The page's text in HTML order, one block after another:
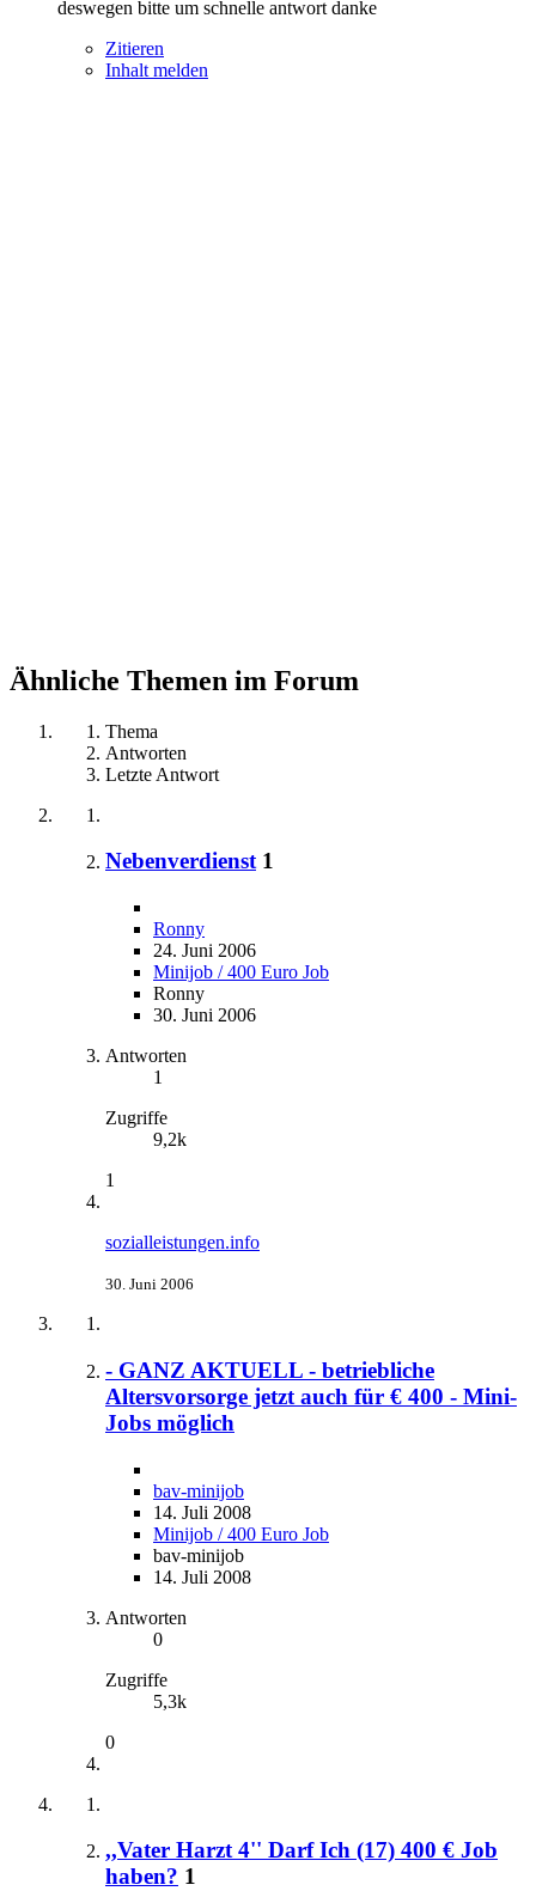
deswegen bitte um schnelle antwort danke
Zitieren
Inhalt melden
Ähnliche Themen im Forum
Thema
Antworten
Letzte Antwort
Nebenverdienst 1
Ronny
24. Juni 2006
Minijob / 400 Euro Job
Ronny
30. Juni 2006
Antworten
1
Zugriffe
9,2k
1
sozialleistungen.info
30. Juni 2006
- GANZ AKTUELL - betriebliche
Altersvorsorge jetzt auch für € 400 - Mini-
Jobs möglich
bav-minijob
14. Juli 2008
Minijob / 400 Euro Job
bav-minijob
14. Juli 2008
Antworten
0
Zugriffe
5,3k
0
,,Vater Harzt 4'' Darf Ich (17) 400 € Job
haben? 1